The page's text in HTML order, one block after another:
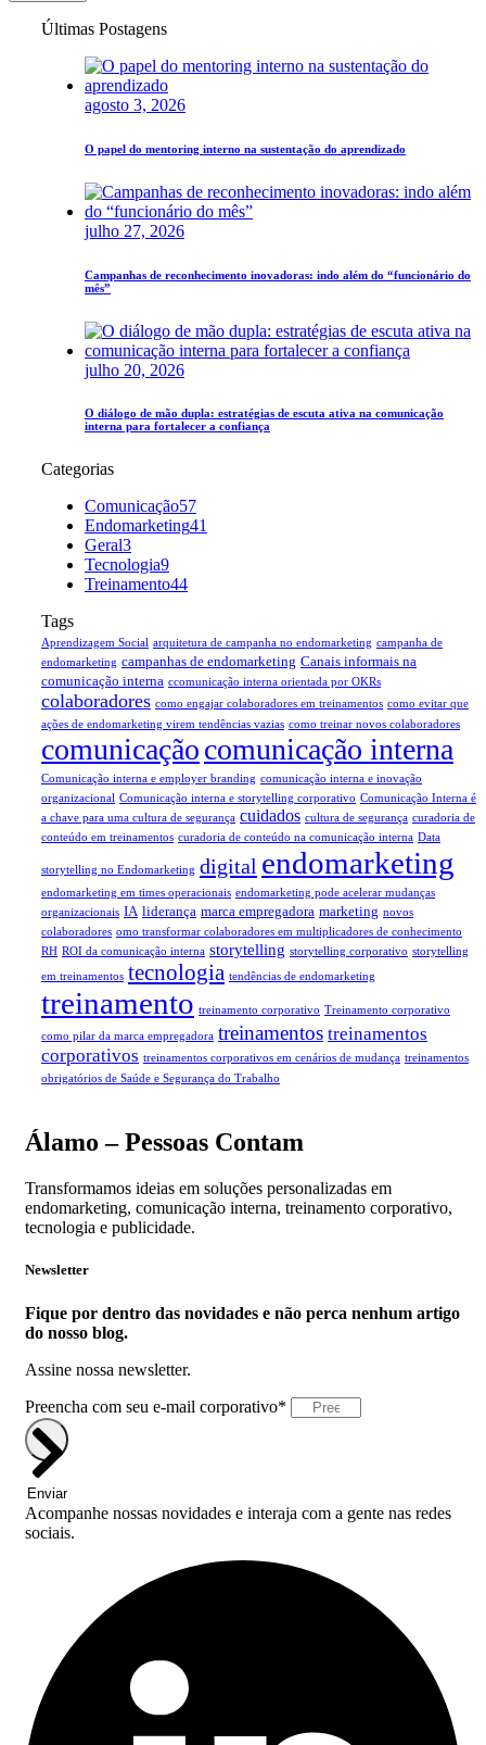
Últimas Postagens
agosto 3, 2026
O papel do mentoring interno na sustentação do aprendizado
julho 27, 2026
Campanhas de reconhecimento inovadoras: indo além do “funcionário do
mês”
julho 20, 2026
O diálogo de mão dupla: estratégias de escuta ativa na comunicação
interna para fortalecer a confiança
Categorias
Comunicação57
Endomarketing41
Geral3
Tecnologia9
Treinamento44
Tags
Aprendizagem Social arquitetura de campanha no endomarketing campanha de
endomarketing campanhas de endomarketing Canais informais na
comunicação interna ccomunicação interna orientada por OKRs
colaboradores como engajar colaboradores em treinamentos como evitar que
ações de endomarketing virem tendências vazias como treinar novos colaboradores
comunicaçãocomunicação interna
Comunicação interna e employer branding comunicação interna e inovação
organizacional Comunicação interna e storytelling corporativo Comunicação Interna é
a chave para uma cultura de segurança cuidados cultura de segurança curadoria de
conteúdo em treinamentos curadoria de conteúdo na comunicação interna Data
storytelling no Endomarketing digital endomarketing
endomarketing em times operacionais endomarketing pode acelerar mudanças
organizacionais IA liderança marca empregadora marketing novos
colaboradores omo transformar colaboradores em multiplicadores de conhecimento
RH ROI da comunicação interna storytelling storytelling corporativo storytelling
em treinamentos tecnologia tendências de endomarketing
treinamento treinamento corporativo Treinamento corporativo
como pilar da marca empregadora treinamentos treinamentos
corporativos treinamentos corporativos em cenários de mudança treinamentos
obrigatórios de Saúde e Segurança do Trabalho
Álamo – Pessoas Contam
Transformamos ideias em soluções personalizadas em
endomarketing, comunicação interna, treinamento corporativo,
tecnologia e publicidade.
Newsletter
Fique por dentro das novidades e não perca nenhum artigo
do nosso blog.
Assine nossa newsletter.
Preencha com seu e-mail corporativo*
Enviar
Acompanhe nossas novidades e interaja com a gente nas redes
sociais.